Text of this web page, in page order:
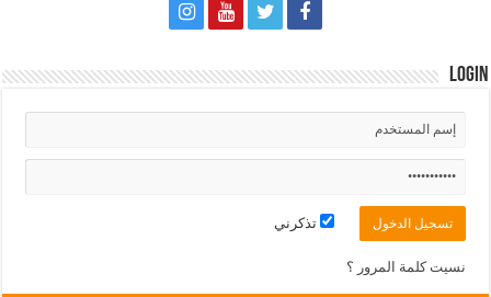
Login
تذكرني
نسيت كلمة المرور ؟